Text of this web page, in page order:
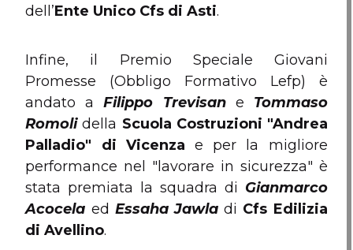
dell’Ente Unico Cfs di Asti.
Infine, il Premio Speciale Giovani
Promesse (Obbligo Formativo Lefp) è
andato aFilippo Trevisane Tommaso
Romolidella Scuola Costruzioni "Andrea
Palladio" di Vicenza e per la migliore
performance nel "lavorare in sicurezza" è
stata premiata la squadra di Gianmarco
Acocela ed Essaha Jawla di Cfs Edilizia
di Avellino.